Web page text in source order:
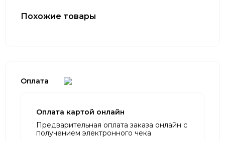
Похожие товары
Оплата
Оплата картой онлайн
Предварительная оплата заказа онлайн с
получением электронного чека